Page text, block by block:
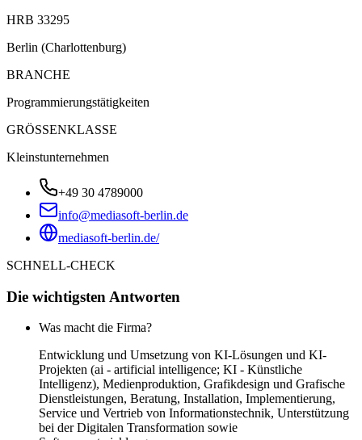
HRB 33295
Berlin (Charlottenburg)
BRANCHE
Programmierungstätigkeiten
GRÖSSENKLASSE
Kleinstunternehmen
+49 30 4789000
info@mediasoft-berlin.de
mediasoft-berlin.de/
SCHNELL-CHECK
Die wichtigsten Antworten
Was macht die Firma?
Entwicklung und Umsetzung von KI-Lösungen und KI-
Projekten (ai - artificial intelligence; KI - Künstliche
Intelligenz), Medienproduktion, Grafikdesign und Grafische
Dienstleistungen, Beratung, Installation, Implementierung,
Service und Vertrieb von Informationstechnik, Unterstützung
bei der Digitalen Transformation sowie